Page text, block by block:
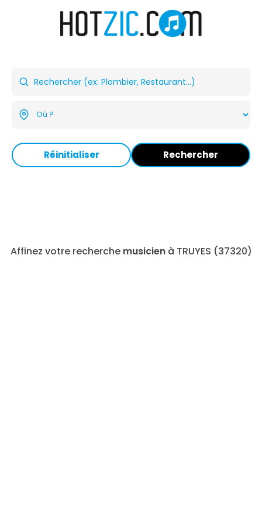
Réinitialiser Rechercher
Affinez votre recherche musicienà TRUYES (37320)